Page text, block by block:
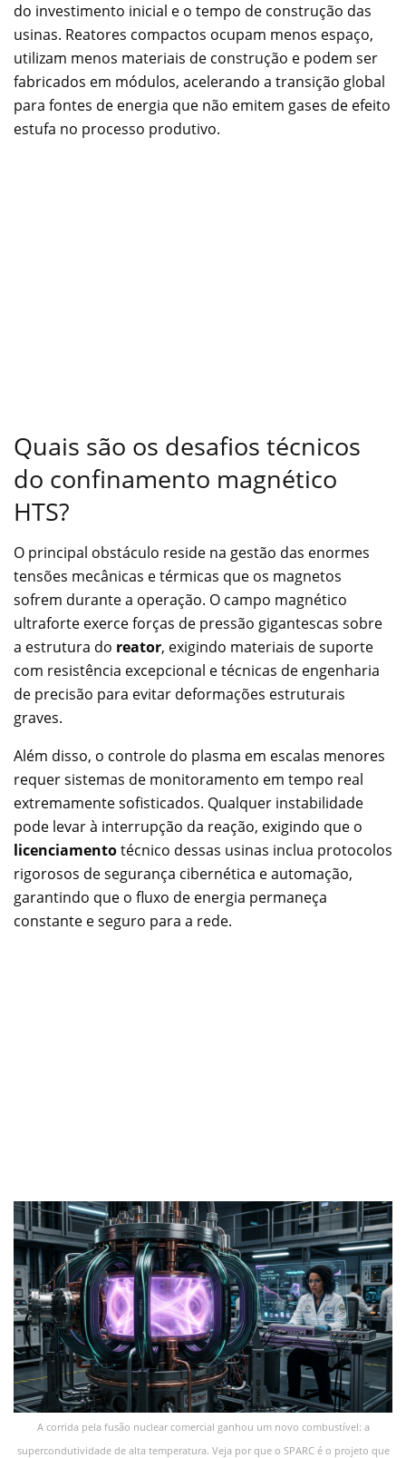
do investimento inicial e o tempo de construção das
usinas. Reatores compactos ocupam menos espaço,
utilizam menos materiais de construção e podem ser
fabricados em módulos, acelerando a transição global
para fontes de energia que não emitem gases de efeito
estufa no processo produtivo.
Quais são os desafios técnicos
do confinamento magnético
HTS?
O principal obstáculo reside na gestão das enormes
tensões mecânicas e térmicas que os magnetos
sofrem durante a operação. O campo magnético
ultraforte exerce forças de pressão gigantescas sobre
a estrutura do reator, exigindo materiais de suporte
com resistência excepcional e técnicas de engenharia
de precisão para evitar deformações estruturais
graves.
Além disso, o controle do plasma em escalas menores
requer sistemas de monitoramento em tempo real
extremamente sofisticados. Qualquer instabilidade
pode levar à interrupção da reação, exigindo que o
licenciamentotécnico dessas usinas inclua protocolos
rigorosos de segurança cibernética e automação,
garantindo que o fluxo de energia permaneça
constante e seguro para a rede.
A corrida pela fusão nuclear comercial ganhou um novo combustível: a
supercondutividade de alta temperatura. Veja por que o SPARC é o projeto que